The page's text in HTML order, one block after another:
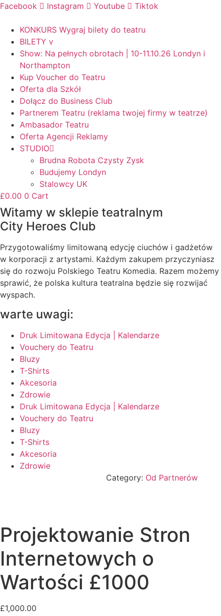
Facebook Instagram Youtube Tiktok
KONKURS Wygraj bilety do teatru
BILETY v
Show: Na pełnych obrotach | 10-11.10.26 Londyn i
Northampton
Kup Voucher do Teatru
Oferta dla Szkół
Dołącz do Business Club
Partnerem Teatru (reklama twojej firmy w teatrze)
Ambasador Teatru
Oferta Agencji Reklamy
STUDIO
Brudna Robota Czysty Zysk
Budujemy Londyn
Stalowcy UK
£0.00 0 Cart
Witamy w sklepie teatralnym
City Heroes Club
Przygotowaliśmy limitowaną edycję ciuchów i gadżetów
w korporacji z artystami. Każdym zakupem przyczyniasz
się do rozwoju Polskiego Teatru Komedia. Razem możemy
sprawić, że polska kultura teatralna będzie się rozwijać
wyspach.
warte uwagi:
Druk Limitowana Edycja | Kalendarze
Vouchery do Teatru
Bluzy
T-Shirts
Akcesoria
Zdrowie
Druk Limitowana Edycja | Kalendarze
Vouchery do Teatru
Bluzy
T-Shirts
Akcesoria
Zdrowie
Category: Od Partnerów
Projektowanie Stron
Internetowych o
Wartości £1000
£1,000.00